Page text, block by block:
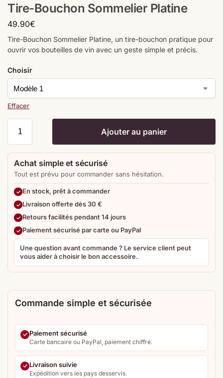
Tire-Bouchon Sommelier Platine
49.90€
Tire-Bouchon Sommelier Platine, un tire-bouchon pratique pour
ouvrir vos bouteilles de vin avec un geste simple et précis.
Choisir
Effacer
Ajouter au panier
Achat simple et sécurisé
Tout est prévu pour commander sans hésitation.
En stock, prêt à commander
Livraison offerte dès 30 €
Retours facilités pendant 14 jours
Paiement sécurisé par carte ou PayPal
Une question avant commande ? Le service client peut
vous aider à choisir le bon accessoire.
Commande simple et sécurisée
Paiement sécurisé
Carte bancaire ou PayPal, paiement chiffré.
Livraison suivie
Expédition vers les pays desservis.